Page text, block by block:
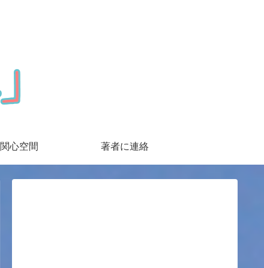
関心空間 著者に連絡